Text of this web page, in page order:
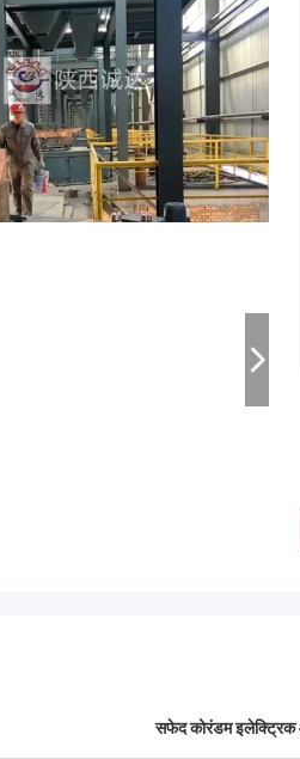
को सीखने और
साथ
सफेद कोरंडम इलेक्ट्रिक